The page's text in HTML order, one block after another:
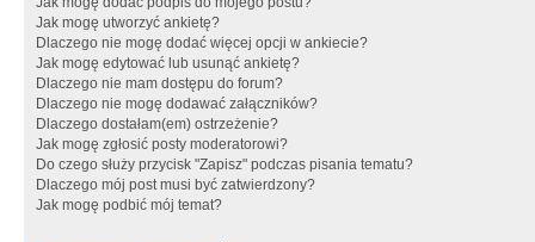
Jak mogę utworzyć ankietę?
Dlaczego nie mogę dodać więcej opcji w ankiecie?
Jak mogę edytować lub usunąć ankietę?
Dlaczego nie mam dostępu do forum?
Dlaczego nie mogę dodawać załączników?
Dlaczego dostałam(em) ostrzeżenie?
Jak mogę zgłosić posty moderatorowi?
Do czego służy przycisk "Zapisz" podczas pisania tematu?
Dlaczego mój post musi być zatwierdzony?
Jak mogę podbić mój temat?